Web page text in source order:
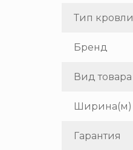
Тип кровли
Бренд
Вид товара
Ширина(м)
Гарантия